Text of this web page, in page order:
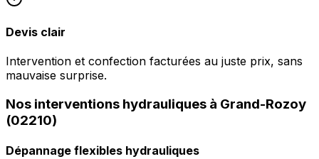
Devis clair
Intervention et confection facturées au juste prix, sans
mauvaise surprise.
Nos interventions hydrauliques à Grand-Rozoy
(02210)
Dépannage flexibles hydrauliques